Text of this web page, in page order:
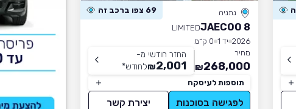
נתניה 69 צפו ברכב זה
JAECOO 8
LIMITED
2026 יד 1
0 ק״מ
מחיר
268,000
₪
החזר חודשי מ-
2,001
₪לחודש*
תוספות לעיסקה
לפגישה בסוכנות יצירת קשר